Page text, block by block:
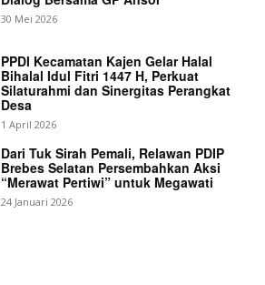
30 Mei 2026
PPDI Kecamatan Kajen Gelar Halal
Bihalal Idul Fitri 1447 H, Perkuat
Silaturahmi dan Sinergitas Perangkat
Desa
1 April 2026
Dari Tuk Sirah Pemali, Relawan PDIP
Brebes Selatan Persembahkan Aksi
“Merawat Pertiwi” untuk Megawati
24 Januari 2026